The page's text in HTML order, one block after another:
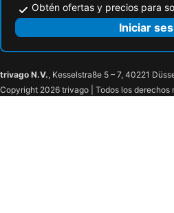
Obtén ofertas y precios para
Iniciar
trivago N.V., Kesselstraße 5 – 7, 40221
Copyright 2026 trivago | Todos los derechos